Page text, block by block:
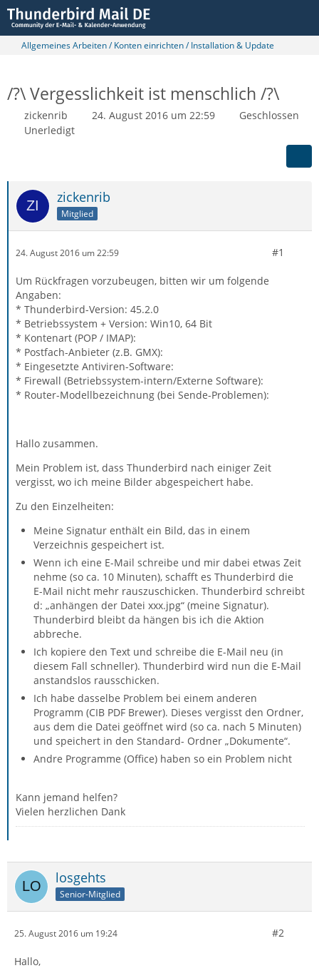
Allgemeines Arbeiten / Konten einrichten / Installation & Update
/?\ Vergesslichkeit ist menschlich /?\
zickenrib 24. August 2016 um 22:59
Geschlossen
Unerledigt
zickenrib
Mitglied
24. August 2016 um 22:59 #1
Um Rückfragen vorzubeugen, bitten wir um folgende
Angaben:
* Thunderbird-Version: 45.2.0
* Betriebssystem + Version: Win10, 64 Bit
* Kontenart (POP / IMAP):
* Postfach-Anbieter (z.B. GMX):
* Eingesetzte Antiviren-Software:
* Firewall (Betriebssystem-intern/Externe Software):
* Router-Modellbezeichnung (bei Sende-Problemen):
Hallo zusammen.
Mein Problem ist, dass Thunderbird nach einiger Zeit
vergisst, wo ich meine Bilder abgespeichert habe.
Zu den Einzelheiten:
Meine Signatur enthält ein Bild, das in einem
Verzeichnis gespeichert ist.
Wenn ich eine E-Mail schreibe und mir dabei etwas Zeit
nehme (so ca. 10 Minuten), schafft es Thunderbird die
E-Mail nicht mehr rauszuschicken. Thunderbird schreibt
d: „anhängen der Datei xxx.jpg“ (meine Signatur).
Thunderbird bleibt da hängen bis ich die Aktion
abbreche.
Ich kopiere den Text und schreibe die E-Mail neu (in
diesem Fall schneller). Thunderbird wird nun die E-Mail
anstandslos rausschicken.
Ich habe dasselbe Problem bei einem anderen
Programm (CIB PDF Brewer). Dieses vergisst den Ordner,
aus dem die Datei geöffnet wird (so ca. nach 5 Minuten)
und speichert in den Standard- Ordner „Dokumente“.
Andre Programme (Office) haben so ein Problem nicht
Kann jemand helfen?
Vielen herzlichen Dank
losgehts
Senior-Mitglied
25. August 2016 um 19:24 #2
Hallo,